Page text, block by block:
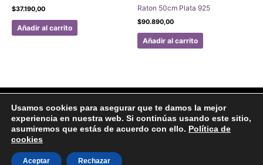
$37.190,00
Añadir al carrito
Raton 50cm Plata 925
$90.890,00
Añadir al carrito
Facebook Instagram
Aviso legal Politicas de Privacidad
Politica de Cookies
Copyright © 2020 Joyas Gabena
Usamos cookies para asegurar que te damos la mejor
experiencia en nuestra web. Si continúas usando este sitio,
asumiremos que estás de acuerdo con ello. Política de
cookies
Aceptar Rechazar